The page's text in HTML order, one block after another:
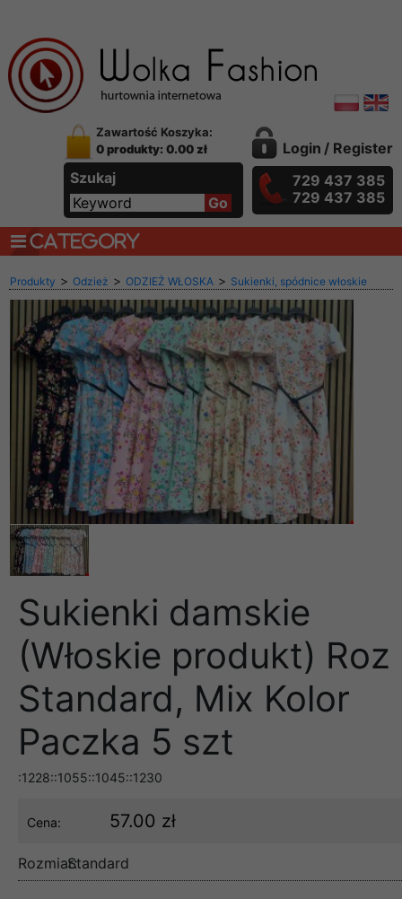
Zawartość Koszyka:
0 produkty: 0.00 zł
Szukaj
Login / Register
729 437 385
729 437 385
CATEGORY
Produkty > Odzież > ODZIEŻ WŁOSKA > Sukienki, spódnice włoskie
Sukienki damskie
(Włoskie produkt) Roz
Standard, Mix Kolor
Paczka 5 szt
:1228::1055::1045::1230
Cena: 57.00 zł
Rozmiar:Standard